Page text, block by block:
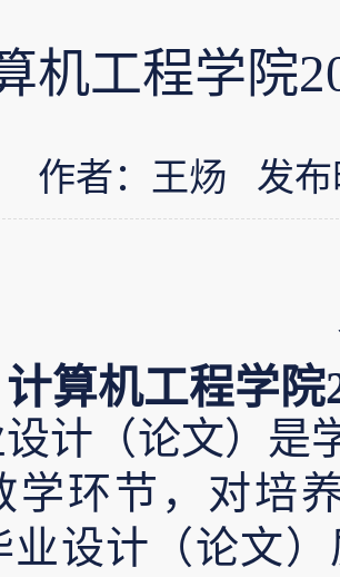
机工程学院
作者：王炀 发布
计算机工程学院
计（论文）是
学环节，对培
业设计（论文